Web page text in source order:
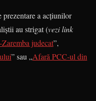
a acțiunilor
au strigat (vezi link
judecat”,
” sau „Afară PCC-ul din